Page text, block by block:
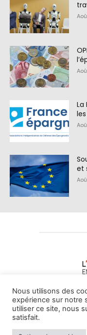
La
et
À PROPOS
© L'assurance en
Nous utilisons des
expérience sur notre
utiliser ce site, nous
satisfait.